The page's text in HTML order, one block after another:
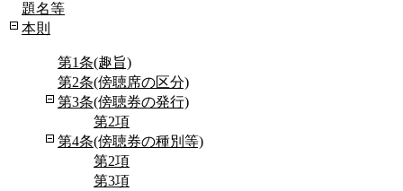
題名等
本則
第1条(趣旨)
第2条(傍聴席の区分)
第3条(傍聴券の発行)
第2項
第4条(傍聴券の種別等)
第2項
第3項